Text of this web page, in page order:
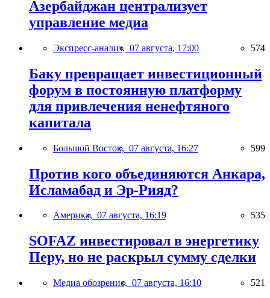
Азербайджан централизует
управление медиа
Экспресс-анализ, 07 августа, 17:00 574
Баку превращает инвестиционный
форум в постоянную платформу
для привлечения ненефтяного
капитала
Большой Восток, 07 августа, 16:27 599
Против кого объединяются Анкара,
Исламабад и Эр-Рияд?
Америка, 07 августа, 16:19 535
SOFAZ инвестировал в энергетику
Перу, но не раскрыл сумму сделки
Медиа обозрение, 07 августа, 16:10 521